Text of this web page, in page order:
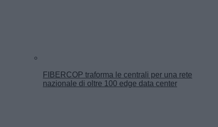
FIBERCOP traforma le centrali per una rete
nazionale di oltre 100 edge data center